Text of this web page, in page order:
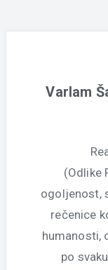
Varlam
(Odlike
ogoljenost,
rečenice
humanosti,
po